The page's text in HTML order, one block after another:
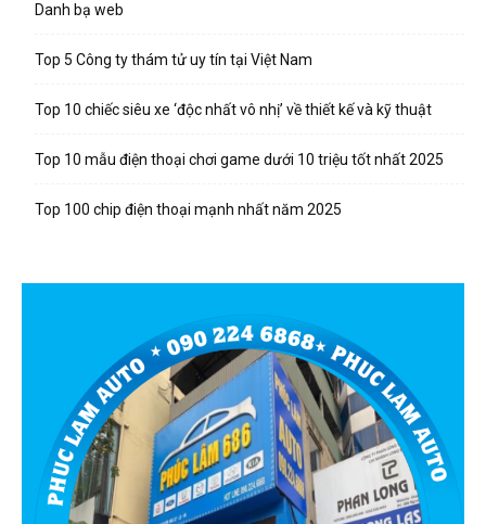
Danh bạ web
Top 5 Công ty thám tử uy tín tại Việt Nam
Top 10 chiếc siêu xe ‘độc nhất vô nhị’ về thiết kế và kỹ thuật
Top 10 mẫu điện thoại chơi game dưới 10 triệu tốt nhất 2025
Top 100 chip điện thoại mạnh nhất năm 2025